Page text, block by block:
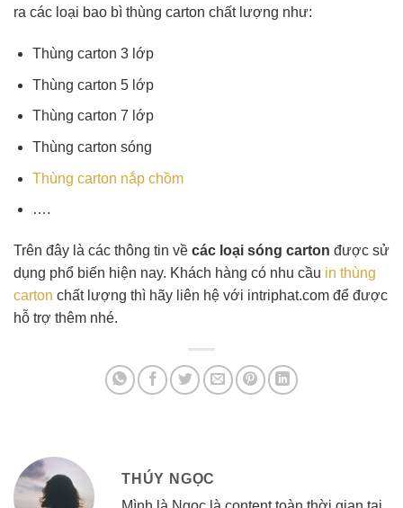
ra các loại bao bì thùng carton chất lượng như:
Thùng carton 3 lớp
Thùng carton 5 lớp
Thùng carton 7 lớp
Thùng carton sóng
Thùng carton nắp chồm
….
Trên đây là các thông tin về các loại sóng carton được sử
dụng phổ biến hiện nay. Khách hàng có nhu cầu in thùng
carton chất lượng thì hãy liên hệ với intriphat.com để được
hỗ trợ thêm nhé.
THÚY NGỌC